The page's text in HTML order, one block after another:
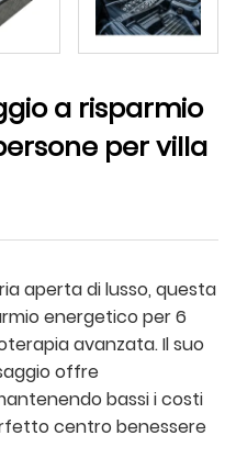
a risparmio
per villa
aperta di lusso, questa
energetico per 6
avanzata. Il suo
offre
bassi i costi
centro benessere